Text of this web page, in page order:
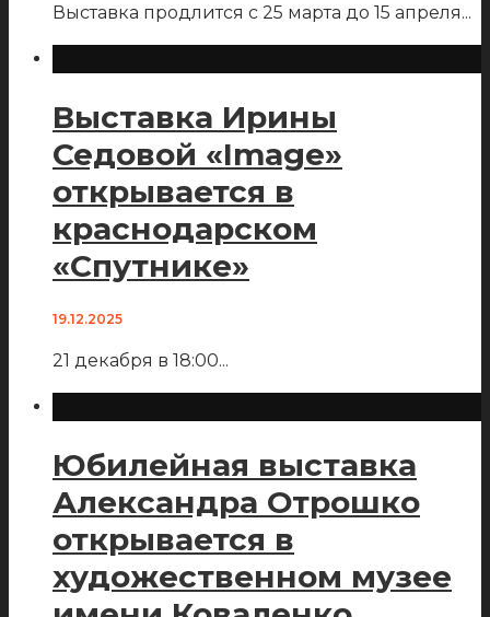
Выставка продлится с 25 марта до 15 апреля...
Выставка Ирины
Седовой «Image»
открывается в
краснодарском
«Спутнике»
19.12.2025
21 декабря в 18:00...
Юбилейная выставка
Александра Отрошко
открывается в
художественном музее